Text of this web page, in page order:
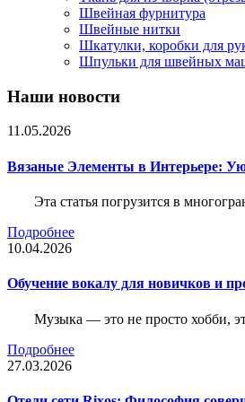
Швейная фурнитура
Швейные нитки
Шкатулки, коробки для
Шпульки для швейных
Наши новости
11.05.2026
Вязаные Элементы в Интерьере:
Эта статья погрузится в
Подробнее
10.04.2026
Обучение вокалу для новичков и
Музыка — это не просто хобби,
Подробнее
27.03.2026